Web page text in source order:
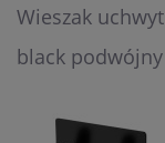
Wieszak
black podwójny